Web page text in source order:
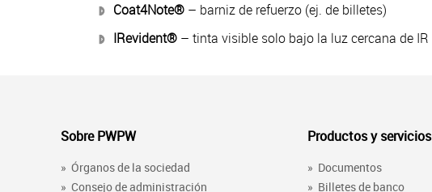
Coat4Note® – barniz de refuerzo (ej. de billetes)
IRevident® – tinta visible solo bajo la luz cercana de IR
Sobre PWPW
» Órganos de la sociedad
» Consejo de administración
Productos y servicios
» Documentos
» Billetes de banco